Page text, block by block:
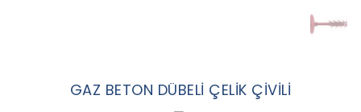
GAZ BETON DÜBELİ ÇELİK ÇİVİLİ